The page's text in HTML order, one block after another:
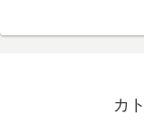
カ